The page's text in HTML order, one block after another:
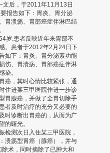
文后，于2011年11月13日
报告如下：胃炎、胃分泌
胃溃疡、胃部癌症伴淋巴结
岁.患者反映近年来胃部不
。患者于2012年2月24日下
如下：胃炎、胃分泌素功能
伤、胃溃疡、胃部癌症伴淋
染。
癌，其时心情比较紧张，通
住进某三甲医院作进一步诊
胃腺癌，并做了全胃切除手
者及时治疗的充分又必要的
时诊断出胃癌的，从而为广
的曙光。
检测次日入住某三甲医院，
溃疡型胃癌（腺癌），并与
术，同时摘除了已肿大和